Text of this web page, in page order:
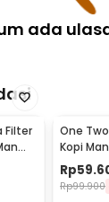
ada
Filter
One
Kopi
Portable
Rp
Rp99.900